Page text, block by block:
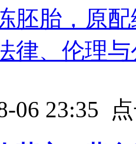
胚胎，原
律、伦理
06 23:35